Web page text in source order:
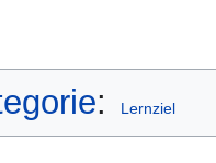
: Lernziel